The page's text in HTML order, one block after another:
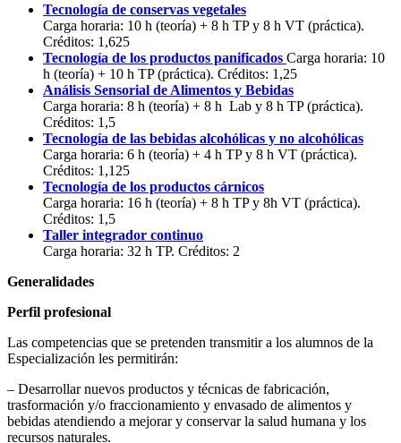
Tecnología de conservas vegetales
Carga horaria: 10 h (teoría) + 8 h TP y 8 h VT (práctica).
Créditos: 1,625
Tecnología de los productos panificados Carga horaria: 10
h (teoría) + 10 h TP (práctica). Créditos: 1,25
Análisis Sensorial de Alimentos y Bebidas
Carga horaria: 8 h (teoría) + 8 h Lab y 8 h TP (práctica).
Créditos: 1,5
Tecnología de las bebidas alcohólicas y no alcohólicas
Carga horaria: 6 h (teoría) + 4 h TP y 8 h VT (práctica).
Créditos: 1,125
Tecnología de los productos cárnicos
Carga horaria: 16 h (teoría) + 8 h TP y 8h VT (práctica).
Créditos: 1,5
Taller integrador continuo
Carga horaria: 32 h TP. Créditos: 2
Generalidades
Perfil profesional
Las competencias que se pretenden transmitir a los alumnos de la
Especialización les permitirán:
– Desarrollar nuevos productos y técnicas de fabricación,
trasformación y/o fraccionamiento y envasado de alimentos y
bebidas atendiendo a mejorar y conservar la salud humana y los
recursos naturales.